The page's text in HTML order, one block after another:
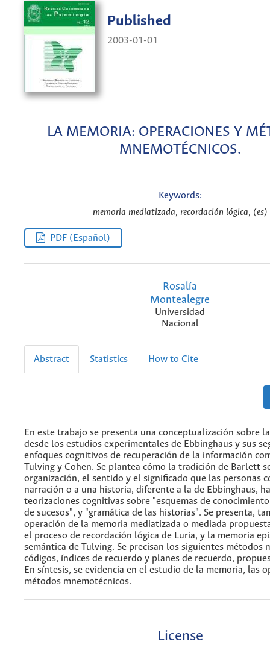
Published
2003-01-01
LA MEMORIA: OPERACIONES Y
MNEMOTÉCNICOS.
Keywords:
memoria mediatizada, recordación lógica, (es)
PDF (Español)
Rosalía
Montealegre
Universidad
Nacional
Abstract Statistics How to Cite
En este trabajo se presenta una conceptualización sobre
desde los estudios experimentales de Ebbinghaus y sus
enfoques cognitivos de recuperación de la información
Tulving y Cohen. Se plantea cómo la tradición de Barlett
organización, el sentido y el significado que las personas
narración o a una historia, diferente a la de Ebbinghaus,
teorizaciones cognitivas sobre "esquemas de
de sucesos", y "gramática de las historias". Se presenta,
operación de la memoria mediatizada o mediada
el proceso de recordación lógica de Luria, y la memoria
semántica de Tulving. Se precisan los siguientes métodos
códigos, índices de recuerdo y planes de recuerdo,
En síntesis, se evidencia en el estudio de la memoria, las
métodos mnemotécnicos.
License